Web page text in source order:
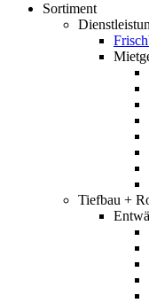
Sortiment
Tiefbau +